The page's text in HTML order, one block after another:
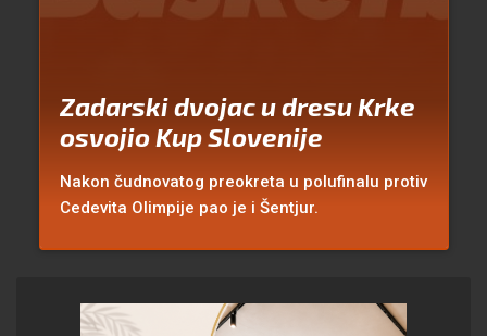
Zadarski dvojac u dresu Krke
osvojio Kup Slovenije
Nakon čudnovatog preokreta u polufinalu protiv
Cedevita Olimpije pao je i Šentjur.